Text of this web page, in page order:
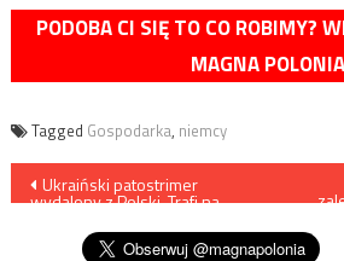
PODOBA CI SIĘ TO CO ROBIMY?
MAGNA
Tagged Gospodarka, niemcy
Nawigacja
wpisu
Ukraiński patostrimer
wydalony z Polski. Trafi na